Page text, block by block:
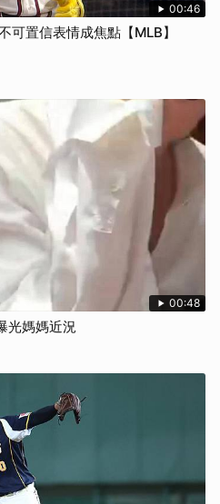
00:46
置信表情成焦點【MLB】
00:48
光媽媽近況